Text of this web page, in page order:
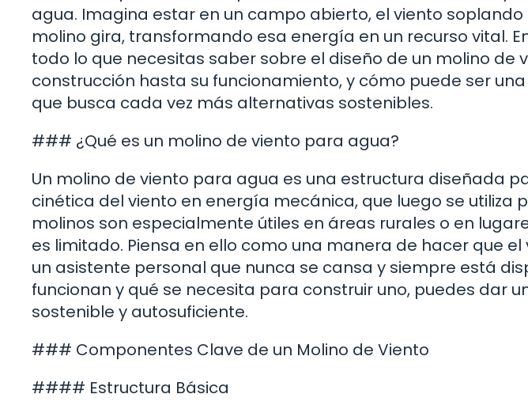
agua. Imagina estar en un campo abierto, el viento
molino gira, transformando esa energía en un recurso vital.
todo lo que necesitas saber sobre el diseño de un molino de
construcción hasta su funcionamiento, y cómo puede ser
que busca cada vez más alternativas sostenibles.
### ¿Qué es un molino de viento para agua?
Un molino de viento para agua es una estructura diseñada
cinética del viento en energía mecánica, que luego se utiliza
molinos son especialmente útiles en áreas rurales o en
es limitado. Piensa en ello como una manera de hacer que
un asistente personal que nunca se cansa y siempre está
funcionan y qué se necesita para construir uno, puedes dar
sostenible y autosuficiente.
### Componentes Clave de un Molino de Viento
#### Estructura Básica